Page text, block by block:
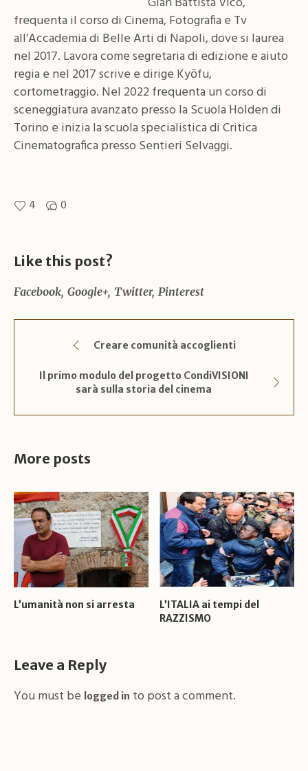
frequenta il corso di Cinema, Fotografia e Tv
all’Accademia di Belle Arti di Napoli, dove si laurea
nel 2017. Lavora come segretaria di edizione e aiuto
regia e nel 2017 scrive e dirige Kyōfu,
cortometraggio. Nel 2022 frequenta un corso di
sceneggiatura avanzato presso la Scuola Holden di
Torino e inizia la scuola specialistica di Critica
Cinematografica presso Sentieri Selvaggi.
4 0
Like this post?
Facebook Google+ Twitter Pinterest
Creare comunità accoglienti
Il primo modulo del progetto CondiVISIONI
sarà sulla storia del cinema
More posts
L’umanità non si arresta
L’ITALIA ai tempi del
RAZZISMO
Leave a Reply
You must be logged in to post a comment.